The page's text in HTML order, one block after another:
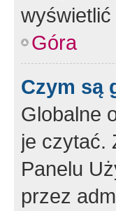
Góra
Czym są
Globalne
je czytać.
Panelu
przez